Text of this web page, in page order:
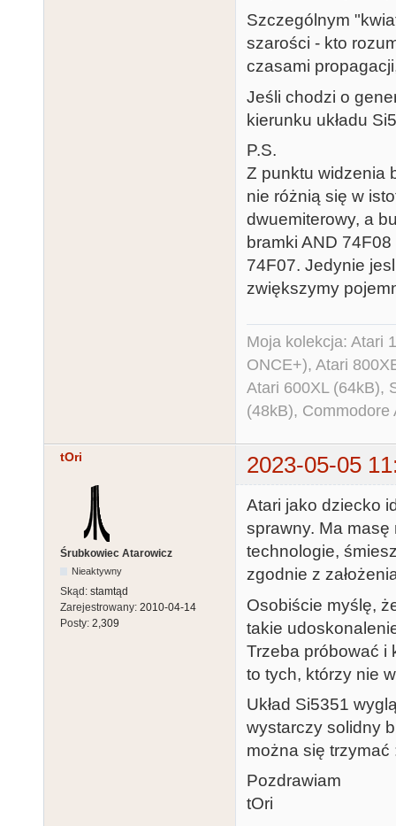
Szczególnym
szarości - kto
czasami
Jeśli chodzi o
kierunku układu
P.S.
Z punktu widzenia
nie różnią się w
dwuemiterowy, a
bramki AND
74F07. Jedynie
zwiększymy
Moja kolekcja: Atari
ONCE+), Atari
Atari 600XL (64kB),
(48kB),
tOri 2023-05-05
Śrubkowiec Atarowicz
Nieaktywny
Skąd: stamtąd
Zarejestrowany: 2010-04-14
Posty: 2,309
Atari jako dziecko
sprawny. Ma
technologie,
zgodnie z
Osobiście myślę,
takie
Trzeba próbować i
to tych, którzy nie
Układ Si5351
wystarczy solidny
można się trzymać
Pozdrawiam
tOri